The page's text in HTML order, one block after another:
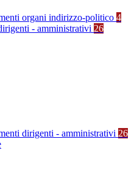
organi indirizzo-politico 4
- amministrativi 26
dirigenti - amministrativi 26